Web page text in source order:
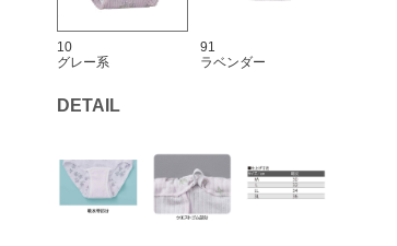
10
グレー系
91
ラベンダー
DETAIL